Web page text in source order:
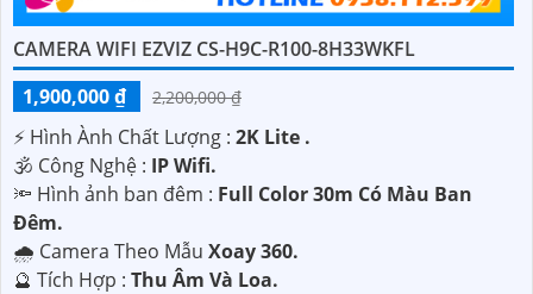
CAMERA WIFI EZVIZ CS-H9C-R100-8H33WKFL
1,900,000 ₫
2,200,000 ₫
️⚡ Hình Ành Chất Lượng : 2K Lite .
🕉️ Công Nghệ : IP Wifi.
🔦 Hình ảnh ban đêm : Full Color 30m Có Màu Ban
Ðêm.
🌧️ Camera Theo Mẫu Xoay 360.
️🔮 Tích Hợp : Thu Âm Và Loa.